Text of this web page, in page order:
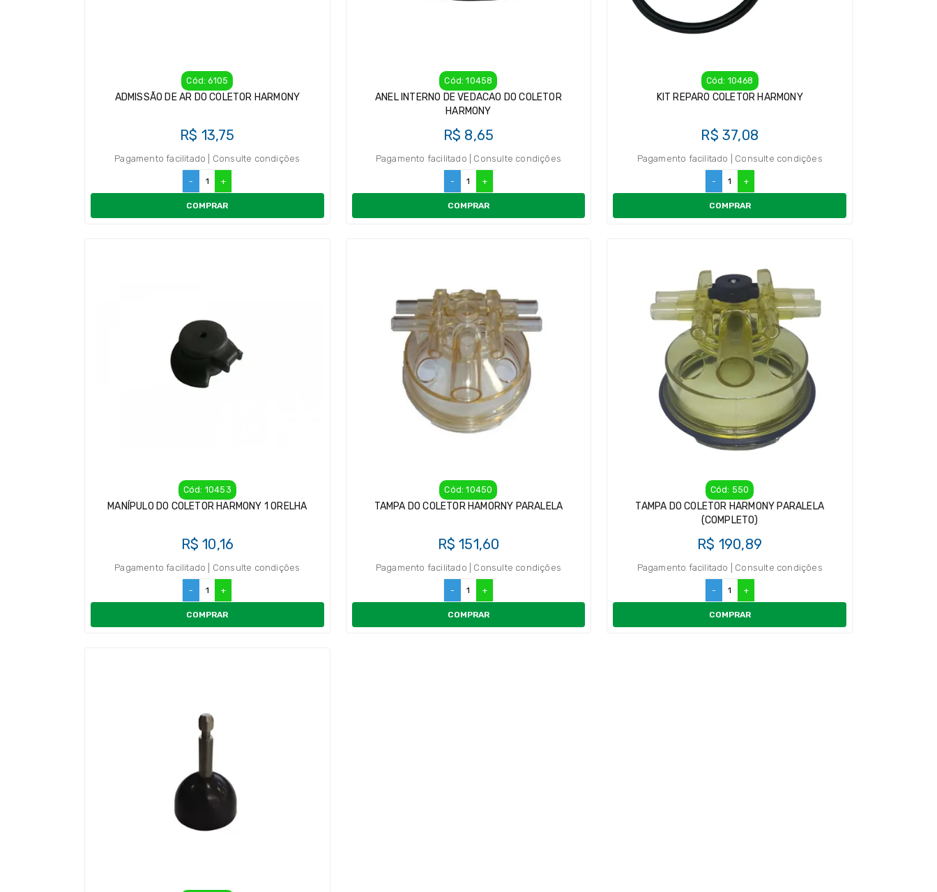
Cód: 6105
ADMISSÃO DE AR DO COLETOR HARMONY
R$ 13,75
Pagamento facilitado | Consulte condições
- +
COMPRAR
Cód: 10458
ANEL INTERNO DE VEDACAO DO COLETOR
HARMONY
R$ 8,65
Pagamento facilitado | Consulte condições
- +
COMPRAR
Cód: 10468
KIT REPARO COLETOR HARMONY
R$ 37,08
Pagamento facilitado | Consulte condições
- +
COMPRAR
Cód: 10453
MANÍPULO DO COLETOR HARMONY 1 ORELHA
R$ 10,16
Pagamento facilitado | Consulte condições
- +
COMPRAR
Cód: 10450
TAMPA DO COLETOR HAMORNY PARALELA
R$ 151,60
Pagamento facilitado | Consulte condições
- +
COMPRAR
Cód: 550
TAMPA DO COLETOR HARMONY PARALELA
(COMPLETO)
R$ 190,89
Pagamento facilitado | Consulte condições
- +
COMPRAR